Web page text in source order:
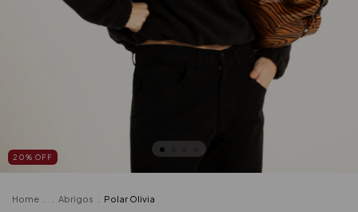
20% OFF
Home Abrigos Polar Olivia